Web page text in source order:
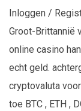
Inloggen /
Groot-Brittannië
online casino
echt geld.
cryptovaluta
toe BTC , ETH ,